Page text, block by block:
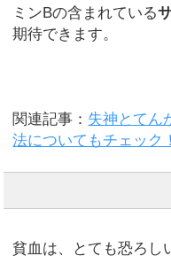
ミンBの含まれている
期待できます。
関連記事： 失神とてん
法についてもチェック！
貧血は、とても恐ろし